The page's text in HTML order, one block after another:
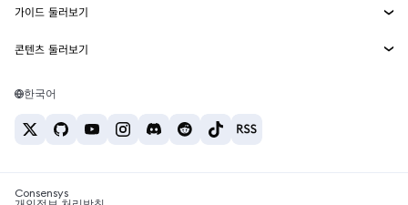
Snaps
웹3 서비스
보안
고객 지원
채용
솔라나 가격
테더 가격
ETH를 USD로 환전
USDT를 INR로 환전
BTC를 INR로 환전
ETH를 USDT로 환전
가이드 둘러보기
ETH 매수
USDT 매수
SHIB 매수
콘텐츠 둘러보기
솔라나 지갑
암호화폐 세금 뉴스
한국어
Consensys